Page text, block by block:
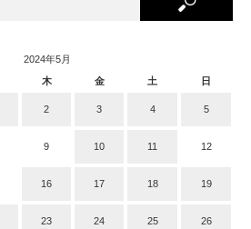
2024年5月
木 金 土 日
2 3 4 5
9 10 11 12
16 17 18 19
23 24 25 26